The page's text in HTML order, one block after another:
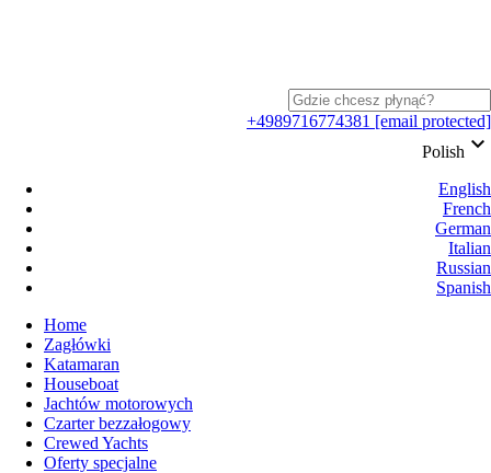
+4989716774381 [email protected]
Polish keyboard_arrow_down
English
French
German
Italian
Russian
Spanish
Home
Zagłówki
Katamaran
Houseboat
Jachtów motorowych
Czarter bezzałogowy
Crewed Yachts
Oferty specjalne